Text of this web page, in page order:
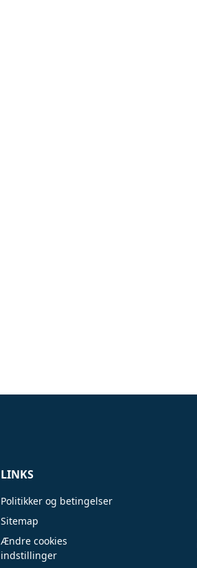
LINKS
Politikker og betingelser
Sitemap
Ændre cookies
indstillinger